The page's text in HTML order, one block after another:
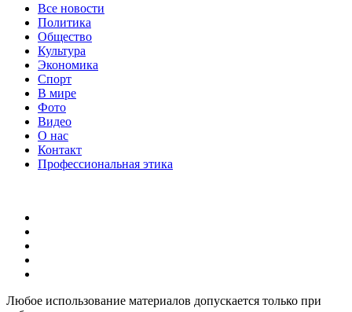
Все новости
Политика
Общество
Культура
Экономика
Спорт
В мире
Фото
Видео
О нас
Контакт
Профессиональная этика
Любое использование материалов допускается только при